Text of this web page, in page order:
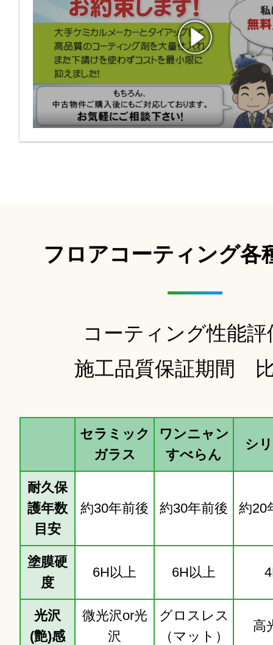
フロアコーティング各
コーティング性能評
施工品質保証期間
セラミック
ガラス
ワンニャン
すべらん
シ
耐久保
護年数
目安
約30年前後 約30年前後 約20
塗膜硬
度
6H以上 6H以上
光沢
(艶)感
微光沢or光
沢
グロスレス
（マット）
高